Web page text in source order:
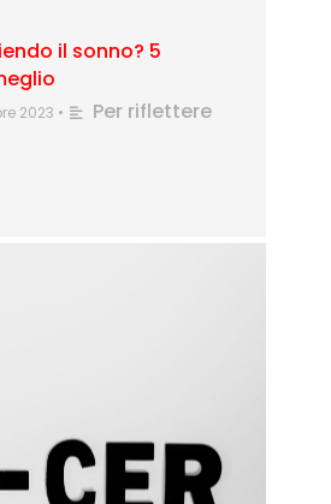
il sonno? 5
2023 • Per riflettere